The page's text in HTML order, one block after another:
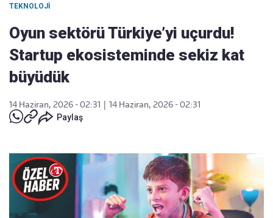
TEKNOLOJI
Oyun sektörü Türkiye’yi uçurdu!
Startup ekosisteminde sekiz kat
büyüdük
14 Haziran, 2026 - 02:31
14 Haziran, 2026 - 02:31
Paylaş